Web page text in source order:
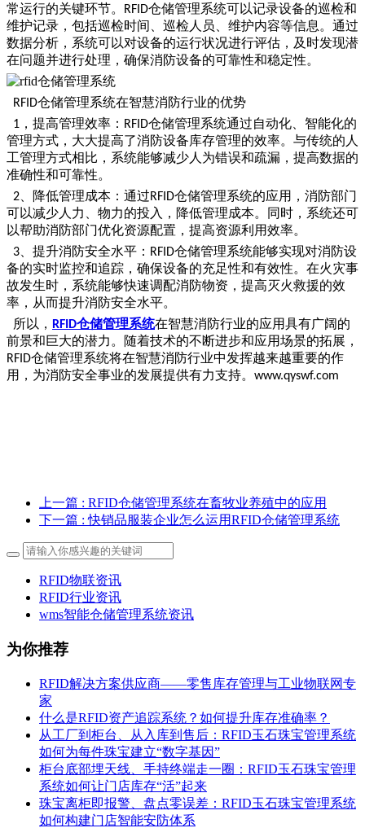
常运行的关键环节。
RFID仓储管理系统可以记录设备的巡检和
维护记录，包括巡检时间、巡检人员、维护内容等信息。通过
数据分析，系统可以对设备的运行状况进行评估，及时发现潜
在问题并进行处理，确保消防设备的可靠性和稳定性。
RFID仓储管理系统在智慧消防行业的优势
1 ，提高管理效率： RFID仓储管理系统通过自动化、智能化的
管理方式，大大提高了消防设备库存管理的效率。与传统的人
工管理方式相比，系统能够减少人为错误和疏漏，提高数据的
准确性和可靠性。
2 、降低管理成本：通过RFID仓储管理系统的应用，消防部门
可以减少人力、物力的投入，降低管理成本。同时，系统还可
以帮助消防部门优化资源配置，提高资源利用效率。
3 、提升消防安全水平： RFID仓储管理系统能够实现对消防设
备的实时监控和追踪，确保设备的充足性和有效性。在火灾事
故发生时，系统能够快速调配消防物资，提高灭火救援的效
率，从而提升消防安全水平。
所以，
RFID仓储管理系统在智慧消防行业的应用具有广阔的
前景和巨大的潜力。随着技术的不断进步和应用场景的拓展，
RFID仓储管理系统将在智慧消防行业中发挥越来越重要的作
用，为消防安全事业的发展提供有力支持。 www.qyswf.com
上一篇 : RFID仓储管理系统在畜牧业养殖中的应用
下一篇 : 快销品服装企业怎么运用RFID仓储管理系统
RFID物联资讯
RFID行业资讯
wms智能仓储管理系统资讯
为你推荐
RFID解决方案供应商——零售库存管理与工业物联网专
家
什么是RFID资产追踪系统？如何提升库存准确率？
从工厂到柜台、从入库到售后：RFID玉石珠宝管理系统
如何为每件珠宝建立“数字基因”
柜台底部埋天线、手持终端走一圈：RFID玉石珠宝管理
系统如何让门店库存“活”起来
珠宝离柜即报警、盘点零误差：RFID玉石珠宝管理系统
如何构建门店智能安防体系